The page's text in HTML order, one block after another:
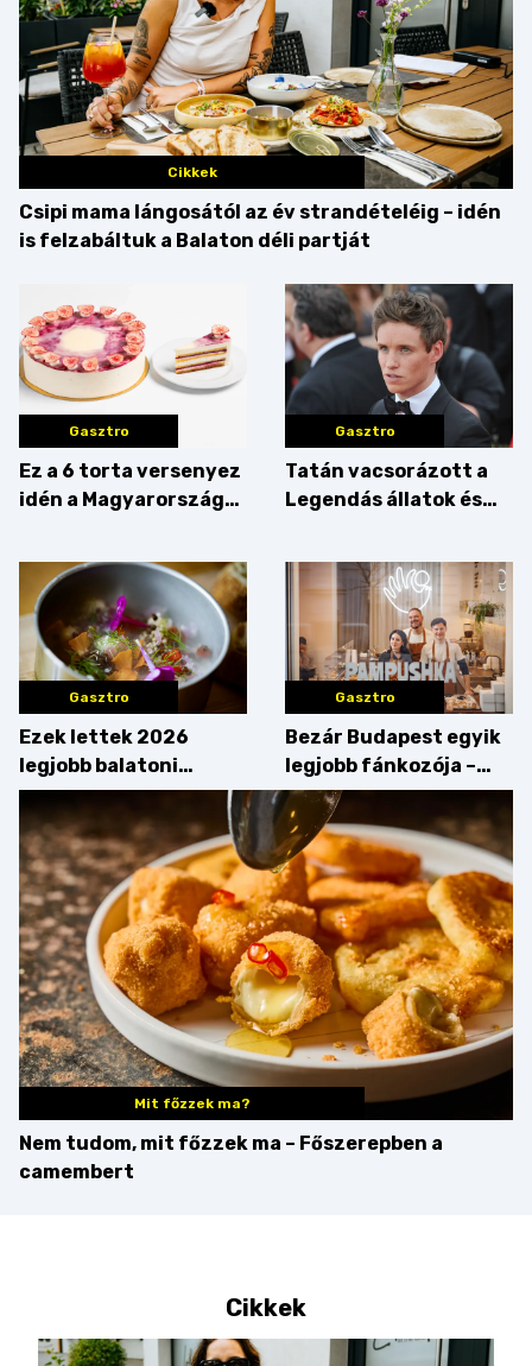
Cikkek
Csipi mama lángosától az év strandételéig – idén
is felzabáltuk a Balaton déli partját
Gasztro
Ez a 6 torta versenyez
idén a Magyarország
Gasztro
Tatán vacsorázott a
Legendás állatok és
Gasztro
Ezek lettek 2026
legjobb balatoni
strandételei –
végigkóstoltuk a
győzteseket
Gasztro
Bezár Budapest egyik
legjobb fánkozója –
búcsúzik a Pampushka
Mit főzzek ma?
Nem tudom, mit főzzek ma – Főszerepben a
camembert
Cikkek